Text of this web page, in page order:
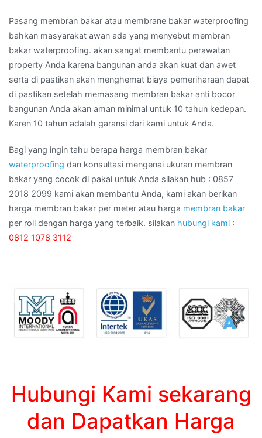
Pasang membran bakar atau membrane bakar waterproofing
bahkan masyarakat awan ada yang menyebut membran
bakar waterproofing. akan sangat membantu perawatan
property Anda karena bangunan anda akan kuat dan awet
serta di pastikan akan menghemat biaya pemeriharaan dapat
di pastikan setelah memasang membran bakar anti bocor
bangunan Anda akan aman minimal untuk 10 tahun kedepan.
Karen 10 tahun adalah garansi dari kami untuk Anda.
Bagi yang ingin tahu berapa harga membran bakar
waterproofing dan konsultasi mengenai ukuran membran
bakar yang cocok di pakai untuk Anda silakan hub : 0857
2018 2099 kami akan membantu Anda, kami akan berikan
harga membran bakar per meter atau harga membran bakar
per roll dengan harga yang terbaik. silakan hubungi kami :
0812 1078 3112
Hubungi Kami sekarang
dan Dapatkan Harga